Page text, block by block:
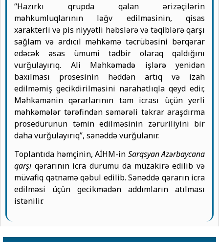
“Hazırkı qrupda qalan ərizəçilərin
məhkumluqlarının ləğv edilməsinin, qisas
xarakterli və pis niyyətli həbslərə və təqiblərə qarşı
sağlam və ardıcıl məhkəmə təcrübəsini bərqərar
edəcək əsas ümumi tədbir olaraq qaldığını
vurğulayırıq. Ali Məhkəmədə işlərə yenidən
baxılması prosesinin həddən artıq və izah
edilməmiş gecikdirilməsini narahatlıqla qeyd edir,
Məhkəmənin qərarlarının tam icrası üçün yerli
məhkəmələr tərəfindən səmərəli təkrar araşdırma
prosedurunun təmin edilməsinin zəruriliyini bir
daha vurğulayırıq”, sənəddə vurğulanır.
Toplantıda həmçinin, AİHM-in Sarqsyan Azərbaycana
qarşı qərarının icra durumu da müzakirə edilib və
müvafiq qətnamə qəbul edilib. Sənəddə qərarın icra
edilməsi üçün gecikmədən addımların atılması
istənilir.